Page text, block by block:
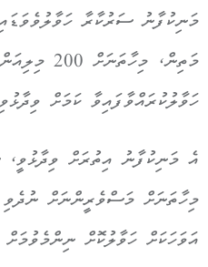
މަނިކުފާނު ސަރުކާރާ
މަތިން،
ހަވާލުކުރައްވާފައިވާ ކަމަށް
އެ މަނިކުފާނު އިތުރަށް
މިހާތަނަށް މަސްވެރީންނަށް
އަވަހަކަށް ހަވާލުކޮށް ނިންމެވުމަށް